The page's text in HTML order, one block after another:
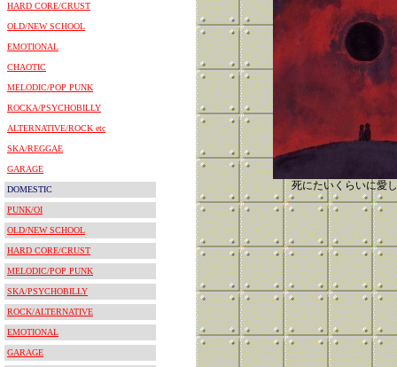
HARD CORE/CRUST
OLD/NEW SCHOOL
EMOTIONAL
CHAOTIC
MELODIC/POP PUNK
ROCKA/PSYCHOBILLY
ALTERNATIVE/ROCK etc
SKA/REGGAE
GARAGE
DOMESTIC
PUNK/OI
OLD/NEW SCHOOL
HARD CORE/CRUST
MELODIC/POP PUNK
SKA/PSYCHOBILLY
ROCK/ALTERNATIVE
EMOTIONAL
GARAGE
死にたいくらいに愛